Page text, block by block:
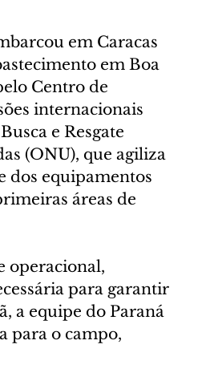
em Caracas
em Boa
Centro de
internacionais
e Resgate
(ONU), que agiliza
dos equipamentos
áreas de
operacional,
para garantir
a equipe do Paraná
para o campo,